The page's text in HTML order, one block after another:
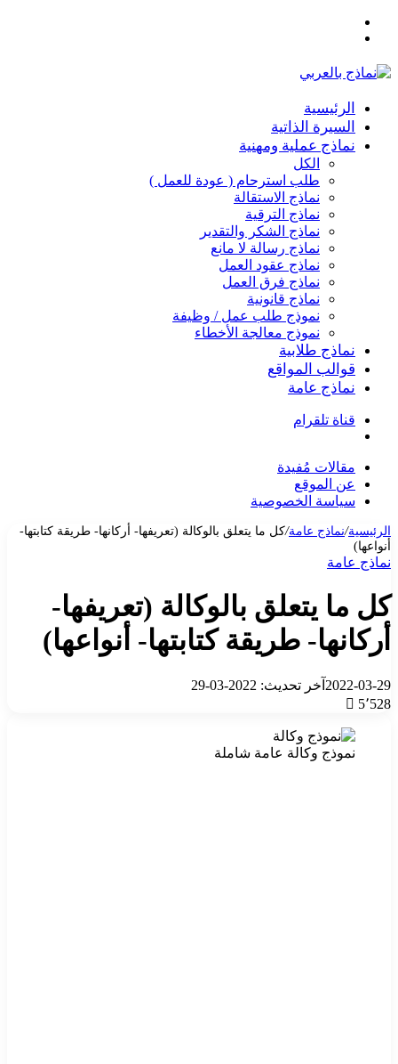
الرئيسية
السيرة الذاتية
نماذج عملية ومهنية
الكل
طلب استرحام ( عودة للعمل )
نماذج الاستقالة
نماذج الترقية
نماذج الشكر والتقدير
نماذج رسالة لا مانع
نماذج عقود العمل
نماذج فرق العمل
نماذج قانونية
نموذج طلب عمل / وظيفة
نموذج معالجة الأخطاء
نماذج طلابية
قوالب المواقع
نماذج عامة
قناة تلقرام
مقالات مُفيدة
عن الموقع
سياسة الخصوصية
الرئيسية/نماذج عامة/كل ما يتعلق بالوكالة (تعريفها- أركانها- طريقة كتابتها-
أنواعها)
نماذج عامة
كل ما يتعلق بالوكالة (تعريفها-
أركانها- طريقة كتابتها- أنواعها)
2022-03-29 آخر تحديث: 2022-03-29
5٬528
نموذج وكالة عامة شاملة